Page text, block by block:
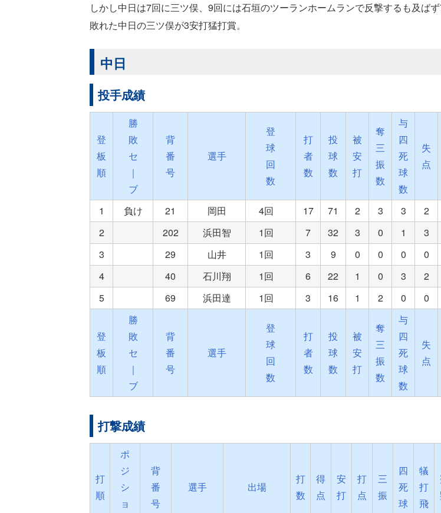
しかし中日は7回に三ツ俣、9回には石垣のツーランホームランで反撃するも及ばず
敗れた中日の三ツ俣が3安打猛打賞。
中日
投手成績
登
板
順
勝
敗
セ
｜
ブ
背
番
号
選手
登
球
回
数
打
者
数
投
球
数
被
安
打
奪
三
振
数
与
四
死
球
数
失
点
1 負け 21 岡田 4回 17 71 2 3 3 2
2
202 浜田智 1回 7 32 3 0 1 3
3
29 山井 1回 3 9 0 0 0 0
4
40 石川翔 1回 6 22 1 0 3 2
5
69 浜田達 1回 3 16 1 2 0 0
登
板
順
勝
敗
セ
｜
ブ
背
番
号
選手
登
球
回
数
打
者
数
投
球
数
被
安
打
奪
三
振
数
与
四
死
球
数
失
点
打撃成績
打
順
ポ
ジ
シ
ョ
背
番
号
選手 出場
打
数
得
点
安
打
打
点
三
振
四
死
球
犠
打
飛